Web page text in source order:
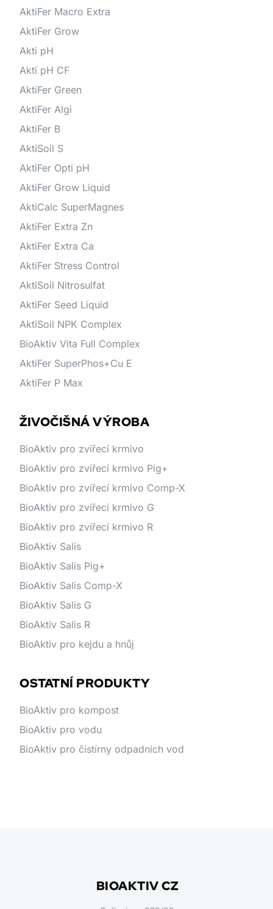
AktiFer Macro Extra
AktiFer Grow
Akti pH
Akti pH CF
AktiFer Green
AktiFer Algi
AktiFer B
AktiSoil S
AktiFer Opti pH
AktiFer Grow Liquid
AktiCalc SuperMagnes
AktiFer Extra Zn
AktiFer Extra Ca
AktiFer Stress Control
AktiSoil Nitrosulfat
AktiFer Seed Liquid
AktiSoil NPK Complex
BioAktiv Vita Full Complex
AktiFer SuperPhos+Cu E
AktiFer P Max
ŽIVOČIŠNÁ VÝROBA
BioAktiv pro zvířecí krmivo
BioAktiv pro zvířecí krmivo Pig+
BioAktiv pro zvířecí krmivo Comp-X
BioAktiv pro zvířecí krmivo G
BioAktiv pro zvířecí krmivo R
BioAktiv Salis
BioAktiv Salis Pig+
BioAktiv Salis Comp-X
BioAktiv Salis G
BioAktiv Salis R
BioAktiv pro kejdu a hnůj
OSTATNÍ PRODUKTY
BioAktiv pro kompost
BioAktiv pro vodu
BioAktiv pro čistírny odpadních vod
BIOAKTIV CZ